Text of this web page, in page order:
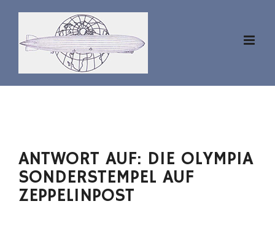
springen
ANTWORT AUF: DIE OLYMPIA
SONDERSTEMPEL AUF
ZEPPELINPOST